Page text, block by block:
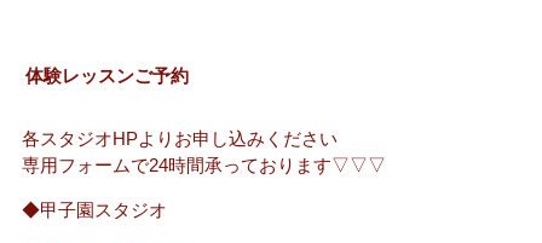
体験レッスンご予約
各スタジオHPよりお申し込みください
専用フォームで24時間承っております▽▽▽
◆甲子園スタジオ